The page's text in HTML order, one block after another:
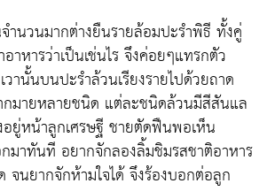
ำนวนมากต่างยืนรายล้อมปะรำพิธี ทั้งคู่
าหารว่าเป็นเช่นไร จึงค่อยๆแทรกตัว
วานั้นบนปะรำล้วนเรียงรายไปด้วยถาด
กมายหลายชนิด แต่ละชนิดล้วนมีสีสันแล
ยู่หน้าลูกเศรษฐี ชายตัดฟืนพอเห็น
มาทันที อยากจักลองลิ้มชิมรสชาติอาหาร
จนยากจักห้ามใจได้ จึงร้องบอกต่อลูก